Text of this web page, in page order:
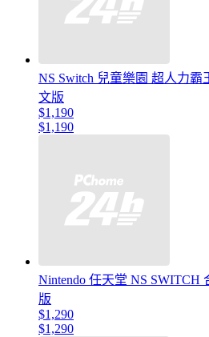
NS Switch 兒童樂園 超人力霸
文版
$1,190
$1,190
Nintendo 任天堂 NS SWITCH
版
$1,290
$1,290